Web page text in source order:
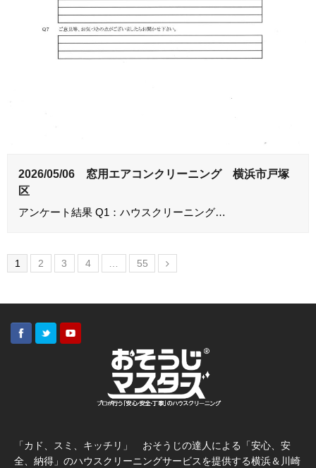
2026/05/06 窓用エアコンクリーニング 横浜市戸塚
区
アンケート結果 Q1：ハウスクリーニング…
1 2 3 4 55
「カド、スミ、キッチリ」 おそうじの達人による「安心、安
全、納得」のハウスクリーニングサービスを提供する横浜＆川崎